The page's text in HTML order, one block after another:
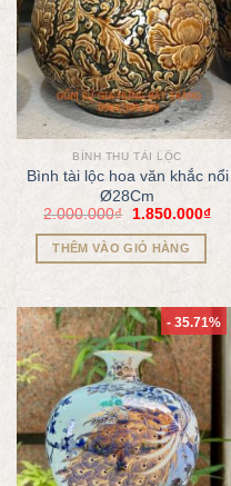
BÌNH THU TÀI LỘC
Bình tài lộc hoa văn khắc nổi
Ø28Cm
2.000.000₫ 1.850.000₫
THÊM VÀO GIỎ HÀNG
- 35.71%